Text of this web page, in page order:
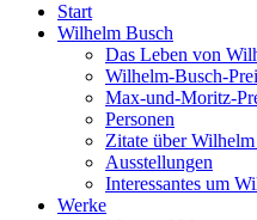
Start
Wilhelm Busch
Das Leben von
Wilhelm-Busch-
Max-und-Moritz-
Personen
Zitate über
Ausstellungen
Interessantes um
Werke